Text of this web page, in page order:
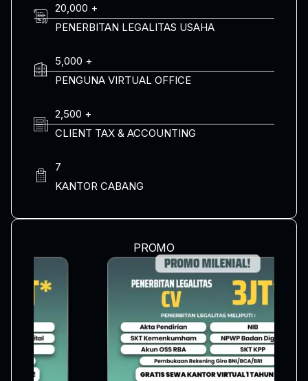
20,000 +
PENERBITAN LEGALITAS USAHA
5,000 +
PENGUNA VIRTUAL OFFICE
2,500 +
CLIENT TAX & ACCOUNTING
7
KANTOR CABANG
PROMO